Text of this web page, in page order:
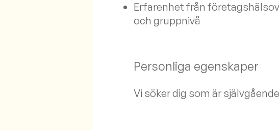
Erfarenhet från
och gruppnivå
Personliga egenskaper
Vi söker dig som är